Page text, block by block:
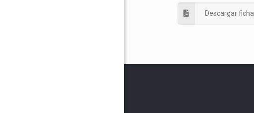
Descargar ficha